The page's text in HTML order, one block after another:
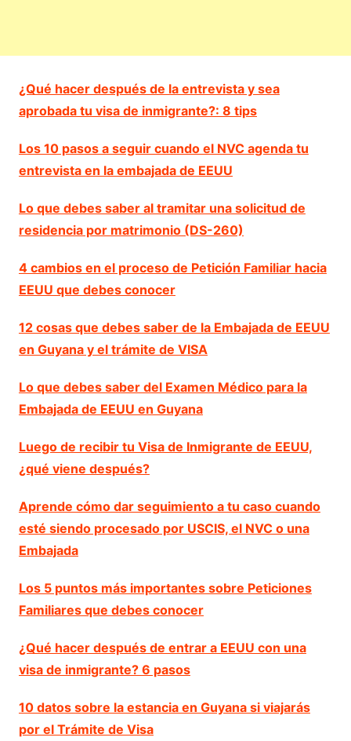
¿Qué hacer después de la entrevista y sea
aprobada tu visa de inmigrante?: 8 tips
Los 10 pasos a seguir cuando el NVC agenda tu
entrevista en la embajada de EEUU
Lo que debes saber al tramitar una solicitud de
residencia por matrimonio (DS-260)
4 cambios en el proceso de Petición Familiar hacia
EEUU que debes conocer
12 cosas que debes saber de la Embajada de EEUU
en Guyana y el trámite de VISA
Lo que debes saber del Examen Médico para la
Embajada de EEUU en Guyana
Luego de recibir tu Visa de Inmigrante de EEUU,
¿qué viene después?
Aprende cómo dar seguimiento a tu caso cuando
esté siendo procesado por USCIS, el NVC o una
Embajada
Los 5 puntos más importantes sobre Peticiones
Familiares que debes conocer
¿Qué hacer después de entrar a EEUU con una
visa de inmigrante? 6 pasos
10 datos sobre la estancia en Guyana si viajarás
por el Trámite de Visa